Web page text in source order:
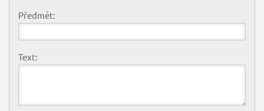
Předmět:
Text: